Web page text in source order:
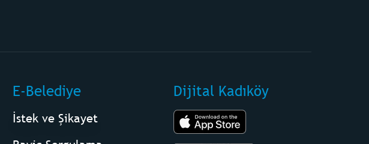
E-Belediye
İstek ve Şikayet
Dijital Kadıköy